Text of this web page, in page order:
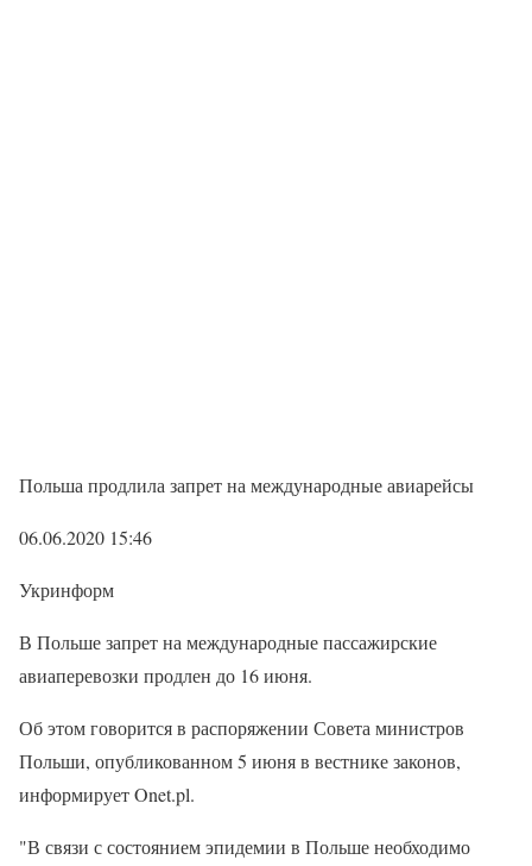
Польша продлила запрет на международные авиарейсы
06.06.2020 15:46
Укринформ
В Польше запрет на международные пассажирские
авиаперевозки продлен до 16 июня.
Об этом говорится в распоряжении Совета министров
Польши, опубликованном 5 июня в вестнике законов,
информирует Onet.pl.
"В связи с состоянием эпидемии в Польше необходимо